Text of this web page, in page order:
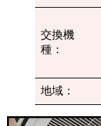
交換機
種：
地域：